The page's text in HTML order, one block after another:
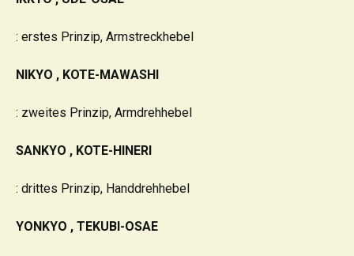
: erstes Prinzip, Armstreckhebel
NIKYO , KOTE-MAWASHI
: zweites Prinzip, Armdrehhebel
SANKYO , KOTE-HINERI
: drittes Prinzip, Handdrehhebel
YONKYO , TEKUBI-OSAE